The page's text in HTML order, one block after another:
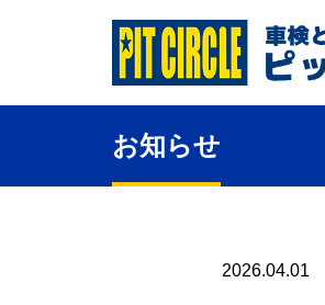
お知らせ
2026.04.01